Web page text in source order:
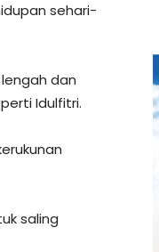
sehari-
dan
Idulfitri.
saling